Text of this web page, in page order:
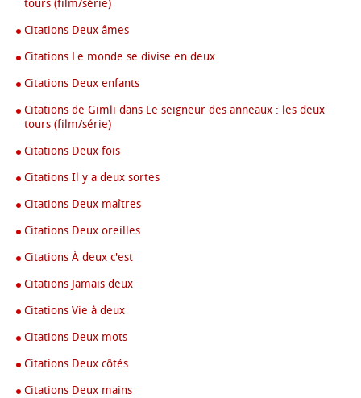
tours (film/série)
Citations Deux âmes
Citations Le monde se divise en deux
Citations Deux enfants
Citations de Gimli dans Le seigneur des anneaux : les deux
tours (film/série)
Citations Deux fois
Citations Il y a deux sortes
Citations Deux maîtres
Citations Deux oreilles
Citations À deux c'est
Citations Jamais deux
Citations Vie à deux
Citations Deux mots
Citations Deux côtés
Citations Deux mains